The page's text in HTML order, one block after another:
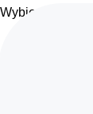
Wybierz pola do